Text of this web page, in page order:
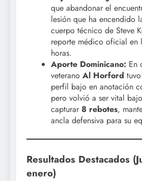
que abandonar el
lesión que ha encendido
cuerpo técnico de Steve
reporte médico oficial en
horas.
Aporte Dominicano: En
veterano Al Horford
perfil bajo en anotación
pero volvió a ser vital
capturar 8 rebotes,
ancla defensiva para su
Resultados Destacados
enero)